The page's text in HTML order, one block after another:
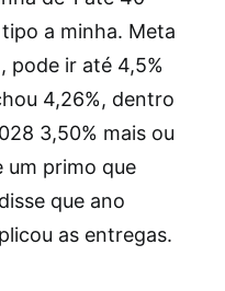
a minha. Meta
pode ir até 4,5%
4,26%, dentro
3,50% mais ou
um primo que
que ano
as entregas.